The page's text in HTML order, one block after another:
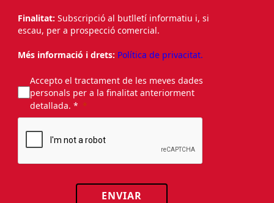
Finalitat: Subscripció al butlletí informatiu i, si
escau, per a prospecció comercial.
Més informació i drets: Política de privacitat.
Accepto el tractament de les meves dades
personals per a la finalitat anteriorment
detallada. *
ENVIAR